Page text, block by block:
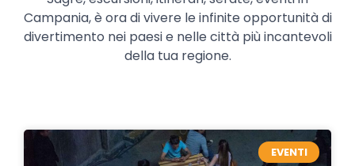
Campania, è ora di vivere le infinite opportunità di
divertimento nei paesi e nelle città più incantevoli
della tua regione.
EVENTI